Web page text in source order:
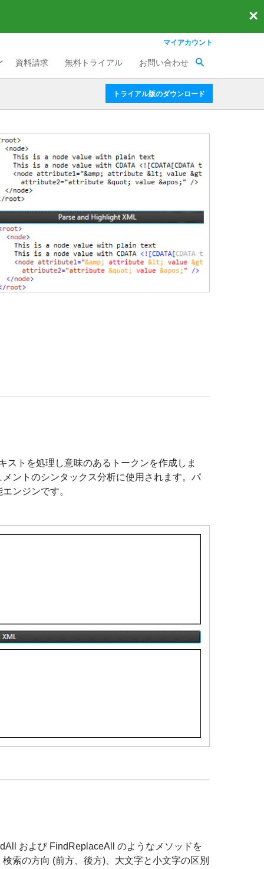
マイアカウント
資料請求 無料トライアル お問い合わせ
トライアル版のダウンロード
ストを処理し意味のあるトークンを作成しま
ントのシンタックス分析に使用されます。パ
ンジンです。
および FindReplaceAll のようなメソッドを
索の方向 (前方、後方)、大文字と小文字の区別
×